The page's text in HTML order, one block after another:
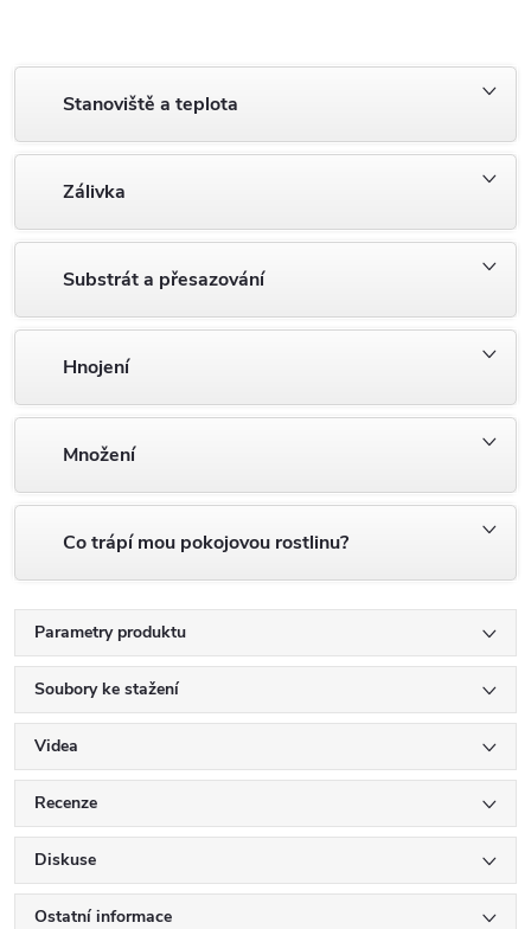
Stanoviště a teplota
Zálivka
Substrát a přesazování
Hnojení
Množení
Co trápí mou pokojovou rostlinu?
Parametry produktu
Soubory ke stažení
Videa
Recenze
Diskuse
Ostatní informace